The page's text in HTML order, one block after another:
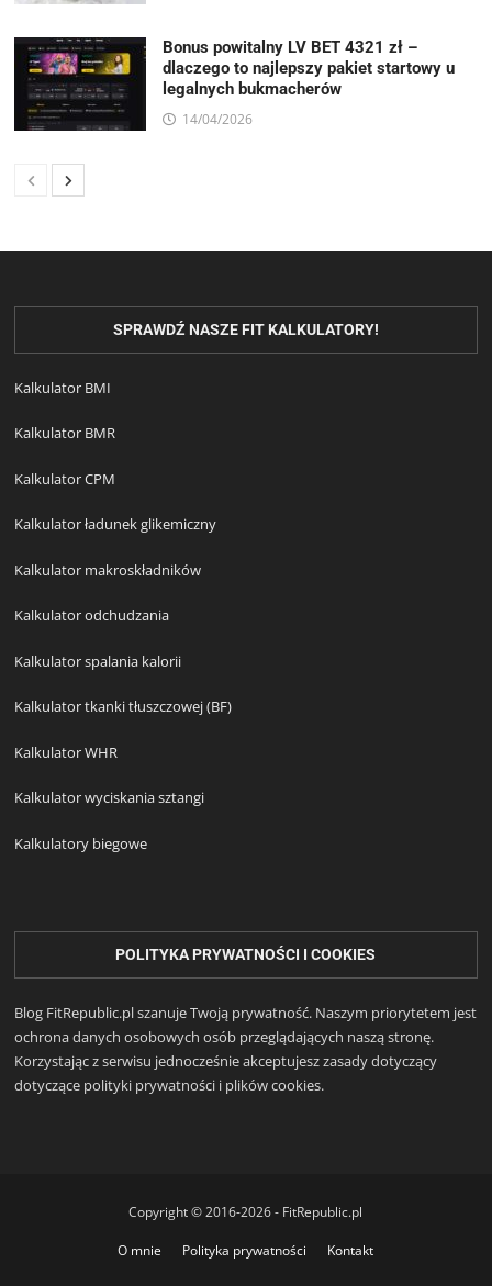
Bonus powitalny LV BET 4321 zł –
dlaczego to najlepszy pakiet startowy u
legalnych bukmacherów
14/04/2026
SPRAWDŹ NASZE FIT KALKULATORY!
Kalkulator BMI
Kalkulator BMR
Kalkulator CPM
Kalkulator ładunek glikemiczny
Kalkulator makroskładników
Kalkulator odchudzania
Kalkulator spalania kalorii
Kalkulator tkanki tłuszczowej (BF)
Kalkulator WHR
Kalkulator wyciskania sztangi
Kalkulatory biegowe
POLITYKA PRYWATNOŚCI I COOKIES
Blog FitRepublic.pl szanuje Twoją prywatność. Naszym priorytetem jest
ochrona danych osobowych osób przeglądających naszą stronę.
Korzystając z serwisu jednocześnie akceptujesz zasady dotyczący
dotyczące polityki prywatności i plików cookies.
Copyright © 2016-2026 - FitRepublic.pl
O mnie Polityka prywatności Kontakt